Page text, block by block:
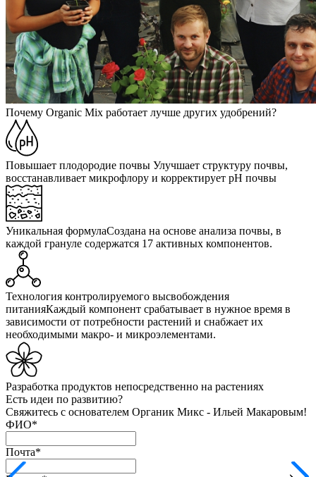
Почему Organic Mix работает лучше других удобрений?
Повышает плодородие почвы Улучшает структуру почвы,
восстанавливает микрофлору и корректирует pH почвы
Уникальная формулаСоздана на основе анализа почвы, в
каждой грануле содержатся 17 активных компонентов.
Технология контролируемого высвобождения
питанияКаждый компонент срабатывает в нужное время в
зависимости от потребности растений и снабжает их
необходимыми макро- и микроэлементами.
Разработка продуктов непосредственно на растениях
Есть идеи по развитию?
Свяжитесь с основателем Органик Микс - Ильей Макаровым!
ФИО*
Почта*